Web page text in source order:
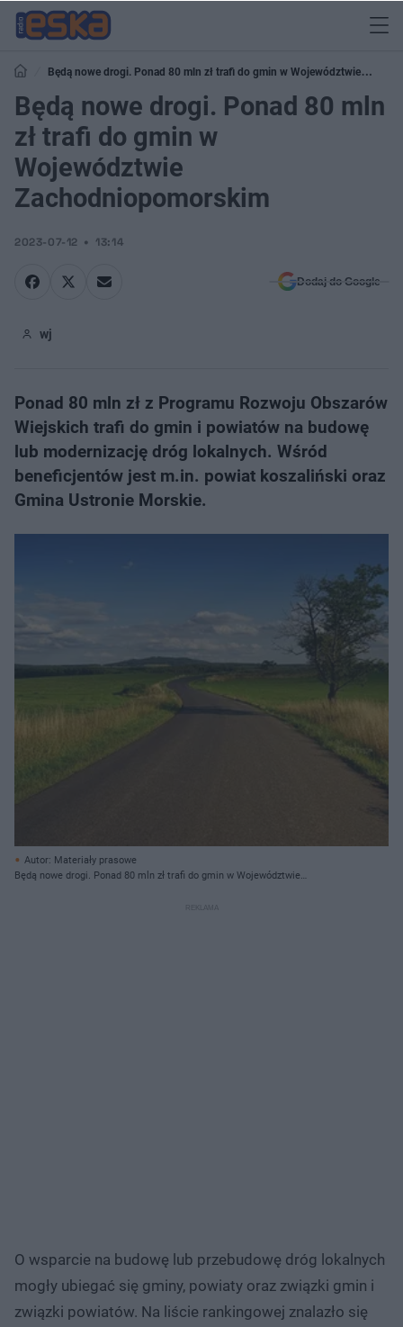
Będą nowe drogi. Ponad 80 mln zł trafi do gmin w Województwie
Zachodniopomorskim
Będą nowe drogi. Ponad 80 mln
zł trafi do gmin w
Województwie
Zachodniopomorskim
2023-07-12 13:14
Dodaj do Google
wj
Ponad 80 mln zł z Programu Rozwoju Obszarów
Wiejskich trafi do gmin i powiatów na budowę
lub modernizację dróg lokalnych. Wśród
beneficjentów jest m.in. powiat koszaliński oraz
Gmina Ustronie Morskie.
Autor: Materiały prasowe
Będą nowe drogi. Ponad 80 mln zł trafi do gmin w Województwie
O wsparcie na budowę lub przebudowę dróg lokalnych
mogły ubiegać się gminy, powiaty oraz związki gmin i
związki powiatów. Na liście rankingowej znalazło się